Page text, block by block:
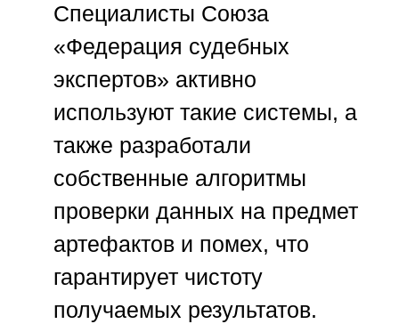
Специалисты Союза
«Федерация судебных
экспертов» активно
используют такие системы, а
также разработали
собственные алгоритмы
проверки данных на предмет
артефактов и помех, что
гарантирует чистоту
получаемых результатов.